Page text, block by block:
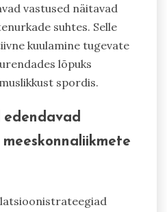
vastused näitavad
suhtes. Selle
kuulamine tugevate
lõpuks
spordis.